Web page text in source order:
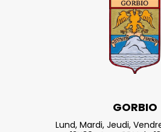
GORBIO
Lund, Mardi, Jeudi,